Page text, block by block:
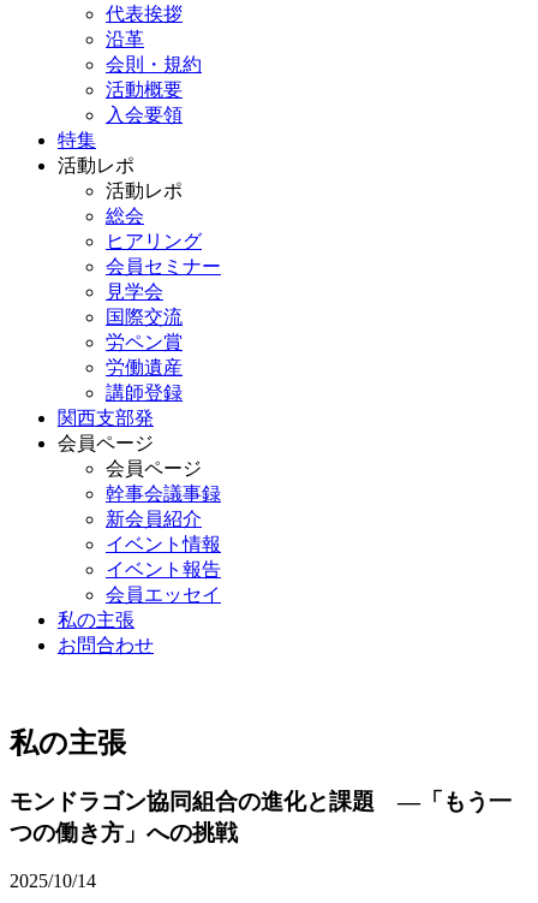
代表挨拶
沿革
会則・規約
活動概要
入会要領
特集
活動レポ
活動レポ
総会
ヒアリング
会員セミナー
見学会
国際交流
労ペン賞
労働遺産
講師登録
関西支部発
会員ページ
会員ページ
幹事会議事録
新会員紹介
イベント情報
イベント報告
会員エッセイ
私の主張
お問合わせ
私の主張
モンドラゴン協同組合の進化と課題 ―「もう一
つの働き方」への挑戦
2025/10/14